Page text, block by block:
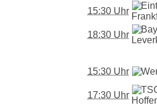
15:30 Uhr
18:30 Uhr
15:30 Uhr
17:30 Uhr